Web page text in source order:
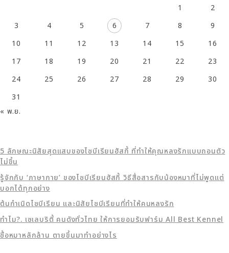
1
2
3
4 5 6 7 8
9
10
11 12 13 14 15
16
17
18 19 20 21 22
23
24
25 26 27 28 29
30
31
« พ.ย.
5 ลักษณะนิสัยสุดแสบของไซบีเรียนฮัสกี้ ที่ทำให้คุณหลงรักแบบถอนตัว
ไม่ขึ้น
รู้จักกับ ‘ภาษากาย’ ของไซบีเรียนฮัสกี้ วิธีสื่อสารกับน้องหมาที่ไม่พูดแต่
บอกได้ทุกอย่าง
ต้นกำเนิดไซบีเรียน และนิสัยไซบีเรียนที่ทำให้คนหลงรัก
ทำไม?. เซเลบริตี้ คนดังทั่วไทย ให้การยอมรับฟาร์ม All Best Kennel
ซื้อหมาหลักล้าน ตายขึ้นมาทำอย่างไร